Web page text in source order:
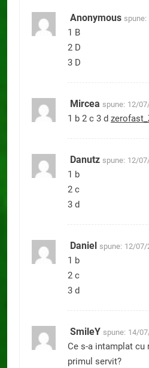
Anonymous spune:
1 B
2 D
3 D
Mircea spune: 12/
1 b 2 c 3 d
Danutz spune: 12/
1 b
2 c
3 d
Daniel spune: 12/07/
1 b
2 c
3 d
SmileY spune: 14/
Ce s-a intamplat cu
primul servit?